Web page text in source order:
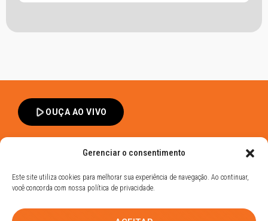
Gerenciar o consentimento
Este site utiliza cookies para melhorar sua experiência de navegação. Ao continuar,
você concorda com nossa política de privacidade.
play_arrowOUÇA AO VIVO